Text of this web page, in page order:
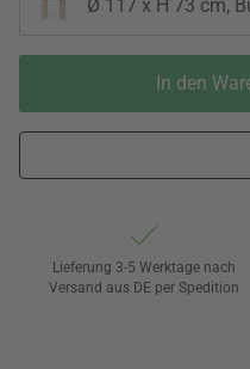
Ø 117 x H 73 cm,
In den
Lieferung 3-5 Werktage nach
Versand aus DE per Spedition